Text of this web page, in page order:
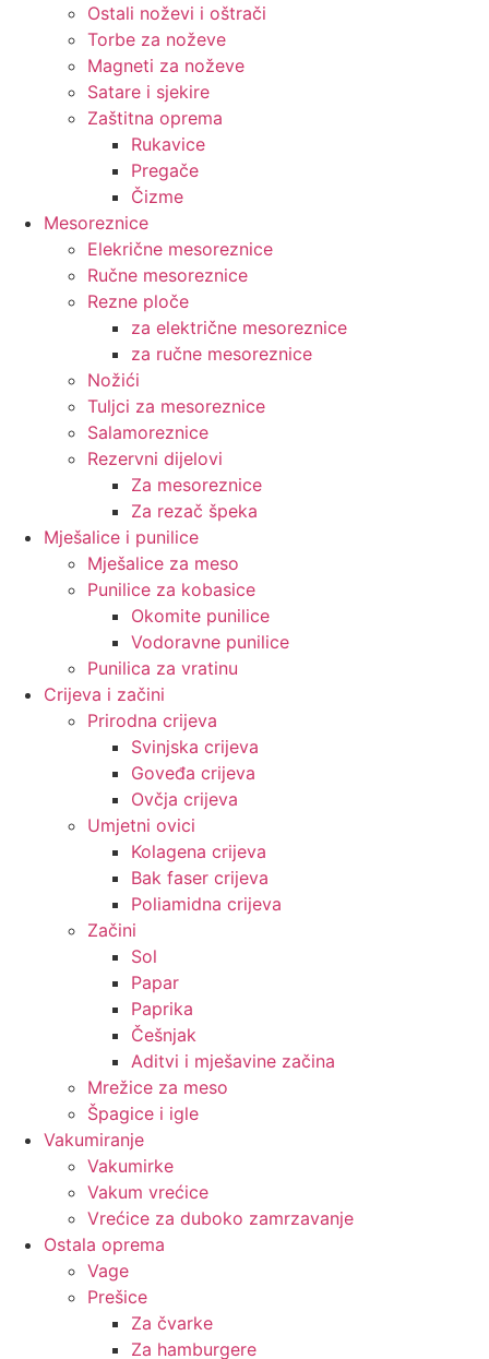
Ostali noževi i oštrači
Torbe za noževe
Magneti za noževe
Satare i sjekire
Zaštitna oprema
Rukavice
Pregače
Čizme
Mesoreznice
Elekrične mesoreznice
Ručne mesoreznice
Rezne ploče
za električne mesoreznice
za ručne mesoreznice
Nožići
Tuljci za mesoreznice
Salamoreznice
Rezervni dijelovi
Za mesoreznice
Za rezač špeka
Mješalice i punilice
Mješalice za meso
Punilice za kobasice
Okomite punilice
Vodoravne punilice
Punilica za vratinu
Crijeva i začini
Prirodna crijeva
Svinjska crijeva
Goveđa crijeva
Ovčja crijeva
Umjetni ovici
Kolagena crijeva
Bak faser crijeva
Poliamidna crijeva
Začini
Sol
Papar
Paprika
Češnjak
Aditvi i mješavine začina
Mrežice za meso
Špagice i igle
Vakumiranje
Vakumirke
Vakum vrećice
Vrećice za duboko zamrzavanje
Ostala oprema
Vage
Prešice
Za čvarke
Za hamburgere